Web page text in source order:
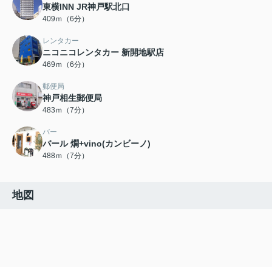
東横INN JR神戸駅北口
409ｍ（6分）
レンタカー
ニコニコレンタカー 新開地駅店
469ｍ（6分）
郵便局
神戸相生郵便局
483ｍ（7分）
バー
バール 燗+vino(カンビーノ)
488ｍ（7分）
地図